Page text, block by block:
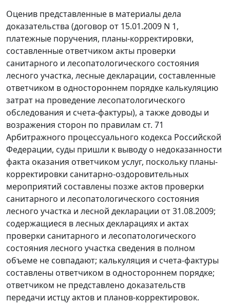
Оценив представленные в материалы дела
доказательства (договор от 15.01.2009 N 1,
платежные поручения, планы-корректировки,
составленные ответчиком акты проверки
санитарного и лесопатологического состояния
лесного участка, лесные декларации, составленные
ответчиком в одностороннем порядке калькуляцию
затрат на проведение лесопатологического
обследования и счета-фактуры), а также доводы и
возражения сторон по правилам ст. 71
Арбитражного процессуального кодекса Российской
Федерации, суды пришли к выводу о недоказанности
факта оказания ответчиком услуг, поскольку планы-
корректировки санитарно-оздоровительных
мероприятий составлены позже актов проверки
санитарного и лесопатологического состояния
лесного участка и лесной декларации от 31.08.2009;
содержащиеся в лесных декларациях и актах
проверки санитарного и лесопатологического
состояния лесного участка сведения в полном
объеме не совпадают; калькуляция и счета-фактуры
составлены ответчиком в одностороннем порядке;
ответчиком не представлено доказательств
передачи истцу актов и планов-корректировок.